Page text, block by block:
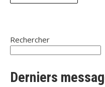
Rechercher
Derniers